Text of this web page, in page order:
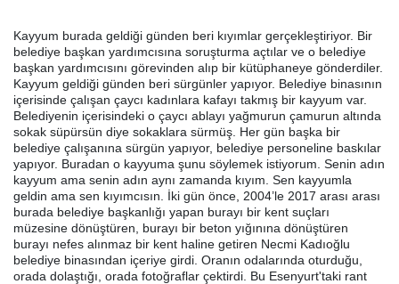
Kayyum burada geldiği günden beri kıyımlar gerçekleştiriyor. Bir
belediye başkan yardımcısına soruşturma açtılar ve o belediye
başkan yardımcısını görevinden alıp bir kütüphaneye gönderdiler.
Kayyum geldiği günden beri sürgünler yapıyor. Belediye binasının
içerisinde çalışan çaycı kadınlara kafayı takmış bir kayyum var.
Belediyenin içerisindeki o çaycı ablayı yağmurun çamurun altında
sokak süpürsün diye sokaklara sürmüş. Her gün başka bir
belediye çalışanına sürgün yapıyor, belediye personeline baskılar
yapıyor. Buradan o kayyuma şunu söylemek istiyorum. Senin adın
kayyum ama senin adın aynı zamanda kıyım. Sen kayyumla
geldin ama sen kıyımcısın. İki gün önce, 2004’le 2017 arası arası
burada belediye başkanlığı yapan burayı bir kent suçları
müzesine dönüştüren, burayı bir beton yığınına dönüştüren
burayı nefes alınmaz bir kent haline getiren Necmi Kadıoğlu
belediye binasından içeriye girdi. Oranın odalarında oturduğu,
orada dolaştığı, orada fotoğraflar çektirdi. Bu Esenyurt'taki rant